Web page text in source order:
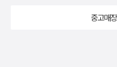
중고매